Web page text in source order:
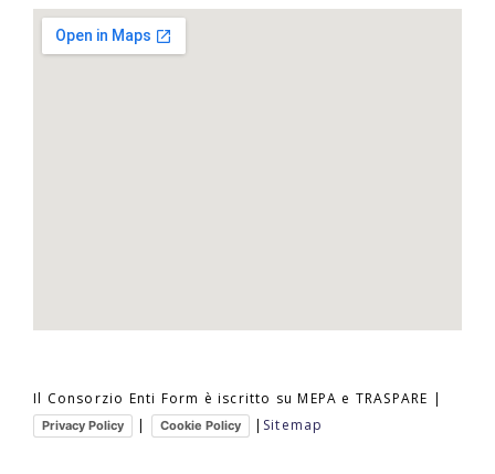
Il Consorzio Enti Form è iscritto su MEPA e TRASPARE |
Privacy Policy | Cookie Policy | Sitemap